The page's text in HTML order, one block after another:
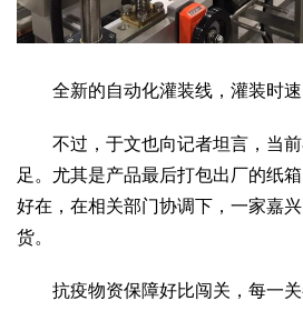
全新的自动化灌装线，灌装时速
不过，于文也向记者坦言，当前
足。尤其是产品最后打包出厂的纸
好在，在相关部门协调下，一家嘉
货。
抗疫物资保障好比闯关，每一关